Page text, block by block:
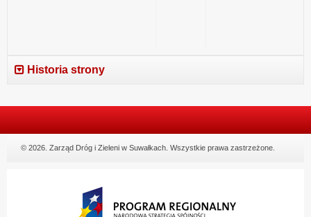
Historia strony
© 2026. Zarząd Dróg i Zieleni w Suwałkach. Wszystkie prawa zastrzeżone.